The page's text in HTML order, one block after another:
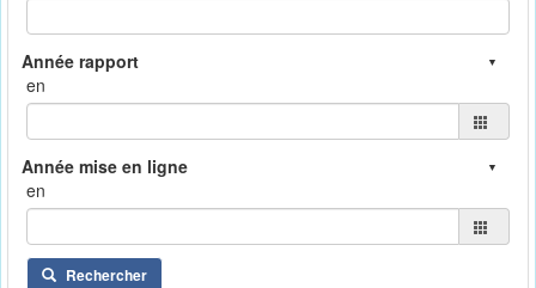
en
en
Rechercher